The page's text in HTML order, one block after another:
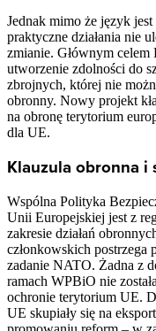
Jednak mimo że język
praktyczne działania nie
zmianie. Głównym celem
utworzenie zdolności do
zbrojnych, której nie
obronny. Nowy projekt
na obronę terytorium
dla UE.
Klauzula obronna i
Wspólna Polityka
Unii Europejskiej jest z
zakresie działań
członkowskich postrzega
zadanie NATO. Żadna z
ramach WPBiO nie
ochronie terytorium UE.
UE skupiały się na